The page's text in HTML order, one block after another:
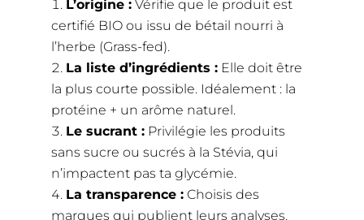
L’origine :Vérifie que le produit est
certifié BIO ou issu de bétail nourri à
l’herbe (Grass-fed).
La liste d’ingrédients :Elle doit être
la plus courte possible. Idéalement : la
protéine + un arôme naturel.
Le sucrant :Privilégie les produits
sans sucre ou sucrés à la Stévia, qui
n’impactent pas ta glycémie.
La transparence :Choisis des
marques qui publient leurs analyses.